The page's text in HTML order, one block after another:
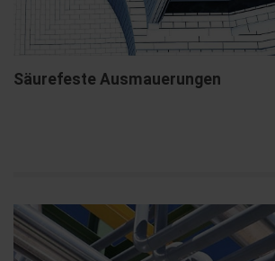
Säurefeste Ausmauerungen